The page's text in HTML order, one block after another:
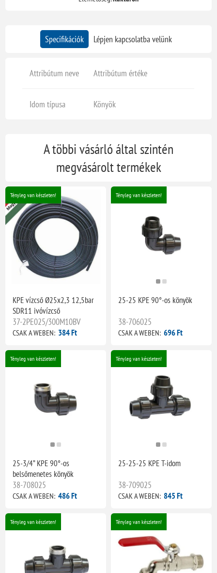
Specifikációk Lépjen kapcsolatba velünk
Attribútum neve Attribútum értéke
Idom típusa Könyök
A többi vásárló által szintén
megvásárolt termékek
Tényleg van készleten!
KPE vízcső Ø25x2,3 12,5bar
SDR11 ivóvízcső
37-2PE025/300M10BV
CSAK A WEBEN: 384 Ft
Tényleg van készleten!
25-25 KPE 90°-os könyök
38-706025
CSAK A WEBEN: 696 Ft
Tényleg van készleten!
25-3/4” KPE 90°-os
belsőmenetes könyök
38-708025
CSAK A WEBEN: 486 Ft
Tényleg van készleten!
25-25-25 KPE T-idom
38-709025
CSAK A WEBEN: 845 Ft
Tényleg van készleten! Tényleg van készleten!